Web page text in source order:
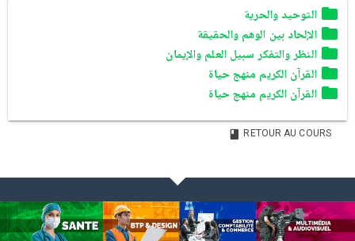
التوحيد والحرية
الإلحاد بين الوهم والحقيقة
النظر والتفكر سبيل العلم والإيمان
القرآن الكريم منهج حياة
القرآن الكريم منهج حياة
RETOUR AU COURS